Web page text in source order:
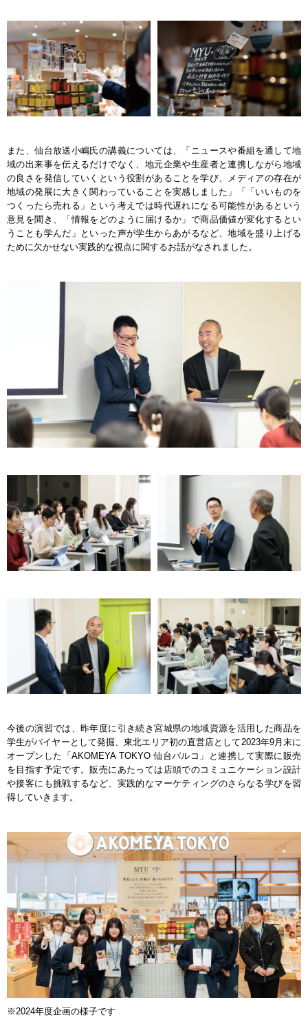
また、仙台放送小嶋氏の講義については、「ニュースや番組を通して地
域の出来事を伝えるだけでなく、地元企業や生産者と連携しながら地域
の良さを発信していくという役割があることを学び、メディアの存在が
地域の発展に大きく関わっていることを実感しました」「「いいものを
つくったら売れる」という考えでは時代遅れになる可能性があるという
意見を聞き、「情報をどのように届けるか」で商品価値が変化するとい
うことも学んだ」といった声が学生からあがるなど、地域を盛り上げる
ために欠かせない実践的な視点に関するお話がなされました。
今後の演習では、昨年度に引き続き宮城県の地域資源を活用した商品を
学生がバイヤーとして発掘、東北エリア初の直営店として2023年9月末に
オープンした「AKOMEYA TOKYO 仙台パルコ」と連携して実際に販売
を目指す予定です。販売にあたっては店頭でのコミュニケーション設計
や接客にも挑戦するなど、実践的なマーケティングのさらなる学びを習
得していきます。
※2024年度企画の様子です